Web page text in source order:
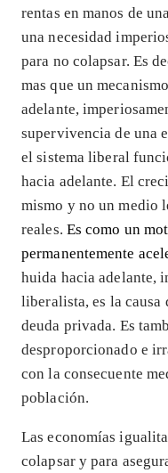
rentas en manos de
una necesidad
para no colapsar. Es
mas que un
adelante,
supervivencia de una
el sistema liberal
hacia adelante. El
mismo y no un medio
reales. Es como un
permanentemente
huida hacia adelante,
liberalista, es la
deuda privada. Es
desproporcionado e
con la consecuente
población.
Las economías
colapsar y para